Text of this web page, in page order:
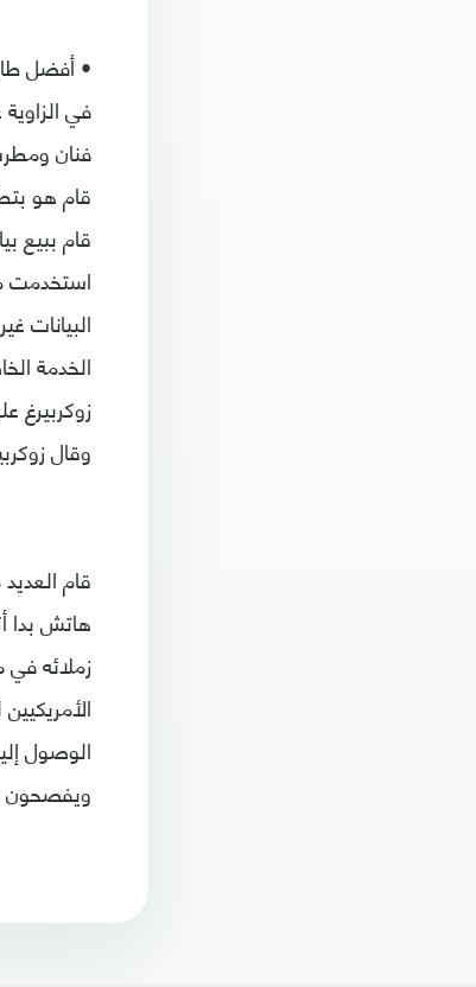
• أفضل
في
فنان
قام هو
قام ببيع
استخدمت
البيانات
الخدمة
زوكربيرغ
وقال
قام
هاتش بدا
زملائه
الوصول
ويفصحون